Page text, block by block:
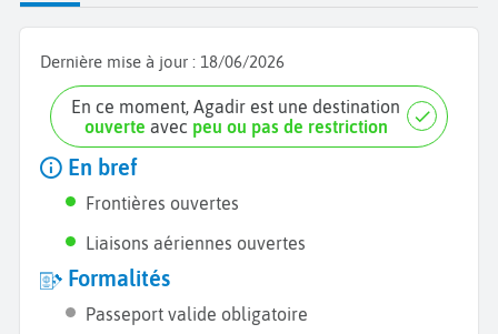
Dernière mise à jour : 18/06/2026
En ce moment, Agadir est une destination
ouverte avec peu ou pas de restriction
En bref
Frontières ouvertes
Liaisons aériennes ouvertes
Formalités
Passeport valide obligatoire